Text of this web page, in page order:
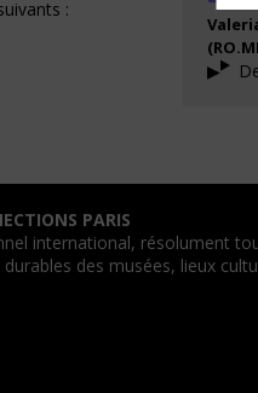
:
(
PARIS
international, résolument
des musées, lieux